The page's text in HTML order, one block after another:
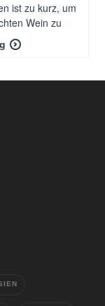
ist zu kurz, um
Wein zu
trinken!